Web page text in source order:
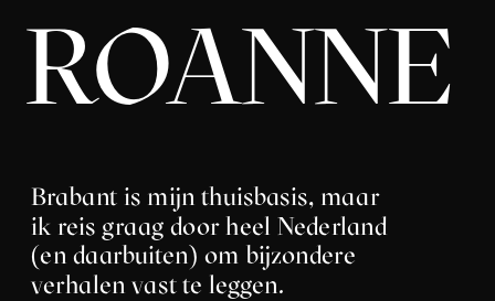
Brabant is mijn thuisbasis, maar
ik reis graag door heel Nederland
(en daarbuiten) om bijzondere
verhalen vast te leggen.
ROANNE